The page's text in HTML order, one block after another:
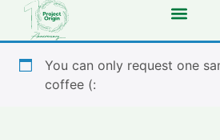
You can only request one
coffee (: